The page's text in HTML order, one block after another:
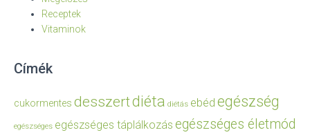
Receptek
Vitaminok
Címék
cukormentes desszertdiéta diétás ebéd egészség
egészséges egészséges táplálkozás egészséges életmód